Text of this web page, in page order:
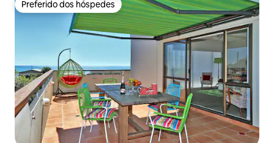
Preferido dos hóspedes
Preferido dos hóspedes